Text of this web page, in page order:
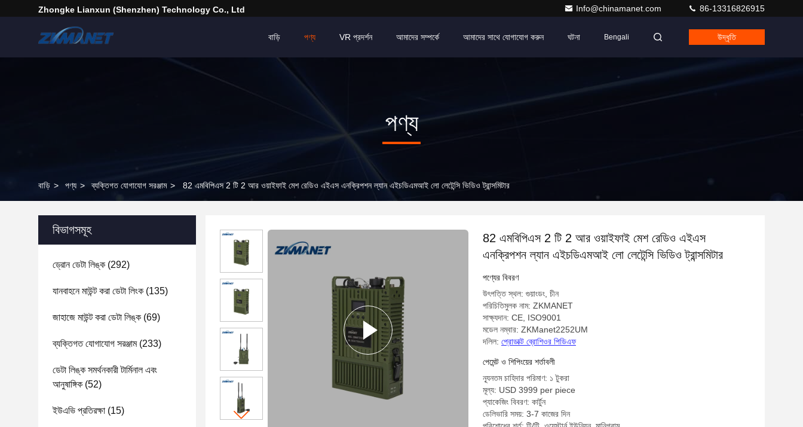
Zhongke Lianxun (Shenzhen) Technology Co., Ltd Info@chinamanet.com 86-13316826915
বাড়ি পণ্য VR প্রদর্শন আমাদের সম্পর্কে আমাদের সাথে যোগাযোগ করুন ঘটনা Bengali উদ্ধৃতি
পণ্য
বাড়ি > পণ্য > ব্যক্তিগত যোগাযোগ সরঞ্জাম > 82 এমবিপিএস 2 টি 2 আর ওয়াইফাই মেশ রেডিও এইএস এনক্রিপশন ল্যান এইচডিএমআই লো লেটেন্সি ভিডিও ট্রান্সমিটার
বিভাগসমূহ
ড্রোন ডেটা লিঙ্ক (292)
যানবাহনে মাউন্ট করা ডেটা লিংক (135)
জাহাজে মাউন্ট করা ডেটা লিঙ্ক (69)
ব্যক্তিগত যোগাযোগ সরঞ্জাম(233)
ডেটা লিঙ্ক সমর্থনকারী টার্মিনাল এবং
আনুষাঙ্গিক (52)
ইউএভি প্রতিরক্ষা (15)
82 এমবিপিএস 2 টি 2 আর ওয়াইফাই মেশ রেডিও এইএস
এনক্রিপশন ল্যান এইচডিএমআই লো লেটেন্সি ভিডিও ট্রান্সমিটার
পণ্যের বিবরণ
উৎপত্তি স্থল: গুয়াংডং, চীন
পরিচিতিমুলক নাম: ZKMANET
সাক্ষ্যদান: CE, ISO9001
মডেল নম্বার: ZKManet2252UM
দলিল: প্রোডাক্ট ব্রোশিওর পিডিএফ
পেমেন্ট ও শিপিংয়ের শর্তাবলী
ন্যূনতম চাহিদার পরিমাণ: ১ টুকরা
মূল্য: USD 3999 per piece
প্যাকেজিং বিবরণ: কার্টুন
ডেলিভারি সময়: 3-7 কাজের দিন